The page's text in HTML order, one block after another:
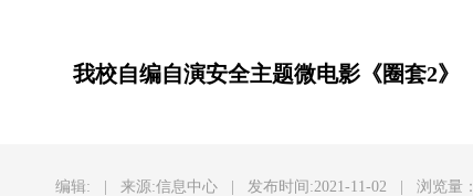
我校自编自演安全主题微电影《圈套2》
编辑: 来源:信息中心 发布时间:2021-11-02 浏览量：